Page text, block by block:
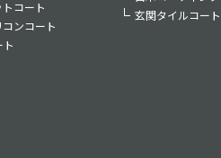
コート
ンコート
ト
玄関タイルコート